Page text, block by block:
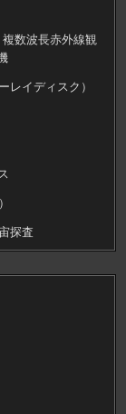
数波長赤外線観
レイディスク）
探査